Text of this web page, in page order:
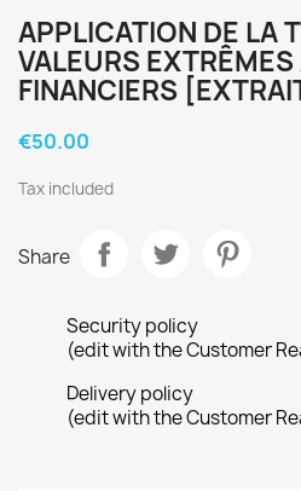
APPLICATION DE LA
VALEURS
FINANCIERS
€50.00
Tax included
Share
Security policy
(edit with the Customer
Delivery policy
(edit with the Customer